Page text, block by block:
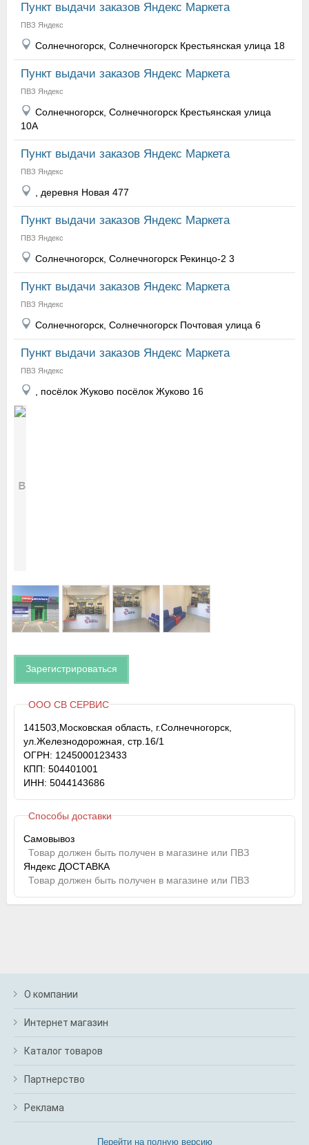
Пункт выдачи заказов Яндекс Маркета
ПВЗ Яндекс
Солнечногорск, Солнечногорск Крестьянская улица 18
Пункт выдачи заказов Яндекс Маркета
ПВЗ Яндекс
Солнечногорск, Солнечногорск Крестьянская улица
10А
Пункт выдачи заказов Яндекс Маркета
ПВЗ Яндекс
, деревня Новая 477
Пункт выдачи заказов Яндекс Маркета
ПВЗ Яндекс
Солнечногорск, Солнечногорск Рекинцо-2 3
Пункт выдачи заказов Яндекс Маркета
ПВЗ Яндекс
Солнечногорск, Солнечногорск Почтовая улица 6
Пункт выдачи заказов Яндекс Маркета
ПВЗ Яндекс
, посёлок Жуково посёлок Жуково 16
Зарегистрироваться
ООО СВ СЕРВИС
141503,Московская область, г.Солнечногорск,
ул.Железнодорожная, стр.16/1
ОГРН: 1245000123433
КПП: 504401001
ИНН: 5044143686
Способы доставки
Самовывоз
Товар должен быть получен в магазине или ПВЗ
Яндекс ДОСТАВКА
Товар должен быть получен в магазине или ПВЗ
О компании
Интернет магазин
Каталог товаров
Партнерство
Реклама
Перейти на полную версию